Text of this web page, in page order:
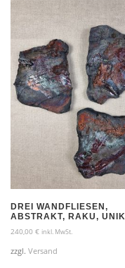
DREI WANDFLIESEN,
ABSTRAKT, RAKU,
240,00 € inkl. MwSt.
zzgl. Versand